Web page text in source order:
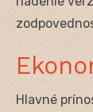
Hlavné